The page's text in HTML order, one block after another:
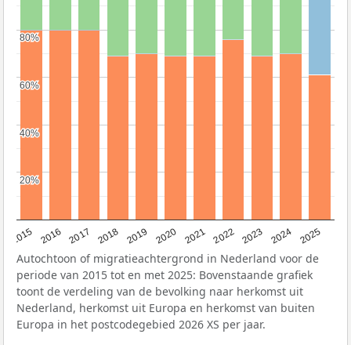
2015 2016 2017 2018 2019 2020 2021 2022 2023 2024 2025
20%
20%
40%
40%
60%
60%
80%
80%
Autochtoon of migratieachtergrond in Nederland voor de
periode van 2015 tot en met 2025: Bovenstaande grafiek
toont de verdeling van de bevolking naar herkomst uit
Nederland, herkomst uit Europa en herkomst van buiten
Europa in het postcodegebied 2026 XS per jaar.